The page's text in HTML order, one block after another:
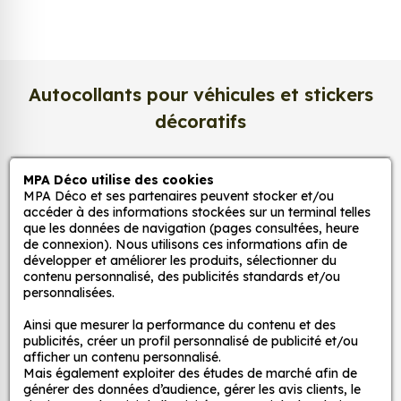
surface lisse au toucher, et une fidélité des teintes
incomparable. Vos créations conservent tout leur
éclat, sans reflets gênants ni décoloration due à la
lumière.
Une impression photo professionnelle
haute définition
Chaque affiche est produite avec desencres
pigmentaires de dernière génération, offrant un
rendu d’image précis et durable. Nos imprimantes
grand format sont calibrées pour reproduire
fidèlement les couleurs de votre fichier, qu’il
s’agisse d’unephoto, d’une illustration
vectorielle ou d’une affiche d’art
Autocollants pour véhicules et stickers
décoratifs
MPA Déco
Nos services
Nos sites
Mon Compte
Aide
MPA Déco utilise des cookies
MPA Déco et ses partenaires peuvent stocker et/ou
accéder à des informations stockées sur un terminal telles
que les données de navigation (pages consultées, heure
de connexion). Nous utilisons ces informations afin de
développer et améliorer les produits, sélectionner du
contenu personnalisé, des publicités standards et/ou
personnalisées.
Ainsi que mesurer la performance du contenu et des
publicités, créer un profil personnalisé de publicité et/ou
afficher un contenu personnalisé.
Mais également exploiter des études de marché afin de
générer des données d’audience, gérer les avis clients, le